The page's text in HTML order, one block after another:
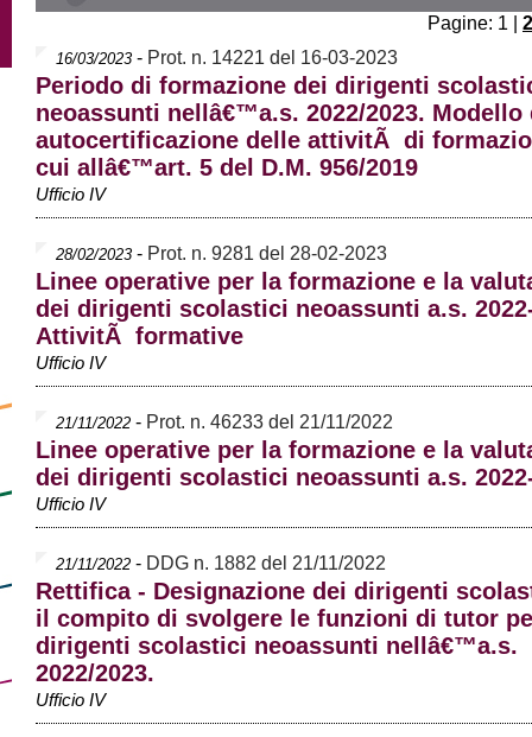
Pagine: 1 | 2
16/03/2023 - Prot. n. 14221 del 16-03-2023
Periodo di formazione dei dirigenti
neoassunti nellâ€™a.s. 2022/2023. Modello
autocertificazione delle attivitÃ di
cui allâ€™art. 5 del D.M. 956/2019
Ufficio IV
28/02/2023 - Prot. n. 9281 del 28-02-2023
Linee operative per la formazione e la
dei dirigenti scolastici neoassunti a.s.
AttivitÃ formative
Ufficio IV
21/11/2022 - Prot. n. 46233 del 21/11/2022
Linee operative per la formazione e la
dei dirigenti scolastici neoassunti a.s.
Ufficio IV
21/11/2022 - DDG n. 1882 del 21/11/2022
Rettifica - Designazione dei dirigenti
il compito di svolgere le funzioni di tutor
dirigenti scolastici neoassunti nellâ€™a.s.
2022/2023.
Ufficio IV